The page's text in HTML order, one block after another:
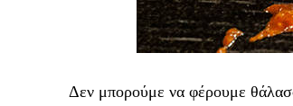
Δεν μπορούμε να φέρουμε